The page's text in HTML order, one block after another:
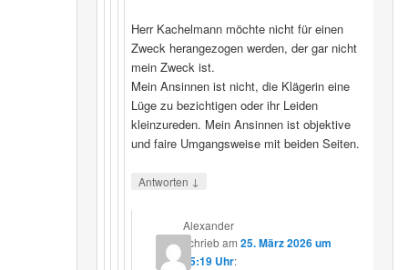
Herr Kachelmann möchte nicht für einen
Zweck herangezogen werden, der gar nicht
mein Zweck ist.
Mein Ansinnen ist nicht, die Klägerin eine
Lüge zu bezichtigen oder ihr Leiden
kleinzureden. Mein Ansinnen ist objektive
und faire Umgangsweise mit beiden Seiten.
Antworten ↓
Alexander
schriebam25. März 2026 um
15:19 Uhr: